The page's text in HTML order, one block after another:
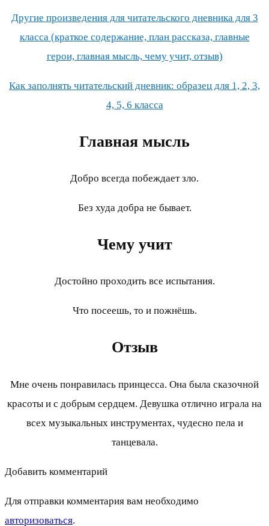
Другие произведения для читательского дневника для 3
класса (краткое содержание, план рассказа, главные
герои, главная мысль, чему учит, отзыв)
Как заполнять читательский дневник: образец для 1, 2, 3,
4, 5, 6 класса
Главная мысль
Добро всегда побеждает зло.
Без худа добра не бывает.
Чему учит
Достойно проходить все испытания.
Что посеешь, то и пожнёшь.
Отзыв
Мне очень понравилась принцесса. Она была сказочной
красоты и с добрым сердцем. Девушка отлично играла на
всех музыкальных инструментах, чудесно пела и
танцевала.
Добавить комментарий
Для отправки комментария вам необходимо
авторизоваться.